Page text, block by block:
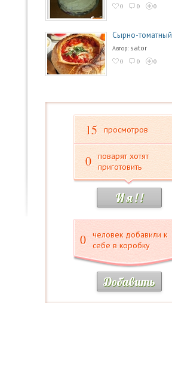
0 0 0
Сырно-томатный
Автор: sator
0 0 0
15 просмотров
0
поварят хотят
приготовить
И я ! !
0
человек добавили к
себе в коробку
Добавить